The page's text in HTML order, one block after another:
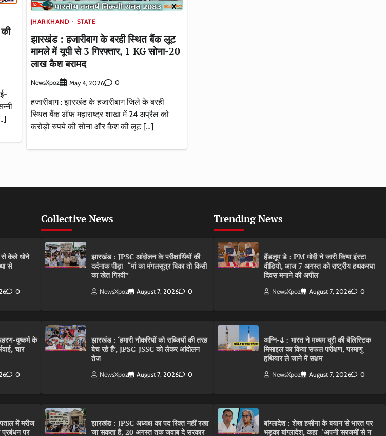
JHARKHAND STATE
झारखंड : हजारीबाग के बरही स्थित बैंक लूट
मामले में यूपी से 3 गिरफ्तार, 1 KG सोना-20
लाख कैश बरामद
NewsXpoz May 4, 2026 0
हजारीबाग : झारखंड के हजारीबाग जिले के बरही
स्थित बैंक ऑफ महाराष्ट्र शाखा में 24 अप्रैल को
करोड़ों रुपये की सोना और कैश की लूट […]
से केले धोने
से
0
दुष्कर्म के
चार
0
में मरीज
प्रबंधन पर
Collective News
झारखंड : JPSC आंदोलन के परीक्षार्थियों की
दर्दनाक पीड़ा- “मां का मंगलसूत्र बिका तो किसी
का खेत गिरवी”
NewsXpoz August 7, 2026 0
झारखंड : ‘हमारी नौकरियों को सब्जियों की तरह
बेच रहे हैं’, JPSC-JSSC को लेकर आंदोलन
तेज
NewsXpoz August 7, 2026 0
झारखंड : JPSC अध्यक्ष का पद रिक्त नहीं रखा
जा सकता है, 20 अगस्त तक जवाब दे सरकार-
Trending News
हैंडलूम डे : PM मोदी ने जारी किया इंस्टा
वीडियो, आज 7 अगस्त को राष्ट्रीय हथकरघा
दिवस मनाने की अपील
NewsXpoz August 7, 2026 0
अग्नि-4 : भारत ने मध्यम दूरी की बैलिस्टिक
मिसाइल का किया सफल परीक्षण, परमाणु
हथियार ले जाने में सक्षम
NewsXpoz August 7, 2026 0
बांग्लादेश : शेख हसीना के बयान से भारत पर
भड़का बांग्लादेश, कहा- ‘अपनी सरजमीं से न